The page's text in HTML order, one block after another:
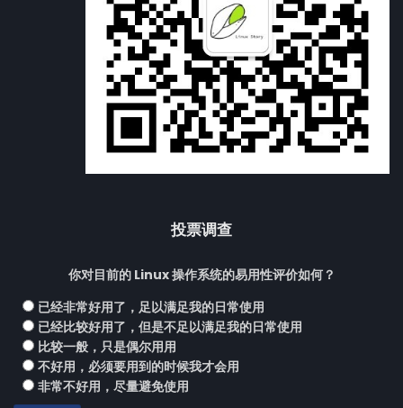
投票调查
你对目前的 Linux 操作系统的易用性评价如何？
已经非常好用了，足以满足我的日常使用
已经比较好用了，但是不足以满足我的日常使用
比较一般，只是偶尔用用
不好用，必须要用到的时候我才会用
非常不好用，尽量避免使用